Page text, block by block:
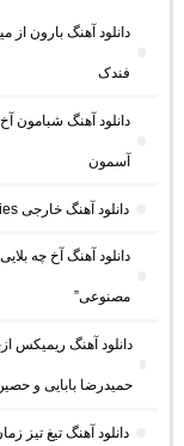
دانلود آهنگ بارون از
فندک
دانلود آهنگ
آسمون
دانلود آهنگ خارجی Memories از DUORUSH “هوش مصنوعی ترند اینستا”
دانلود آهنگ آخ چه
مصنوعی”
دانلود آهنگ ریمیکس
حمیدرضا بابایی و
دانلود آهنگ تیغ تیز